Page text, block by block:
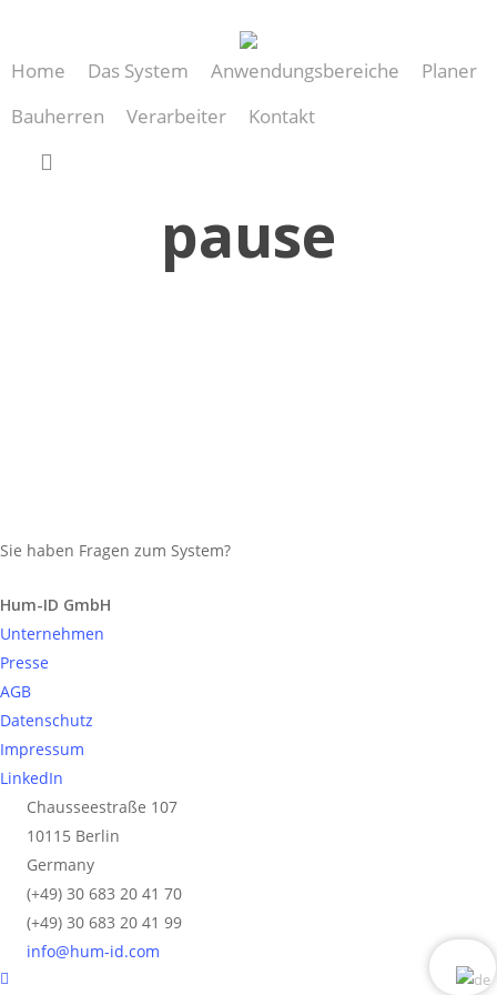
main
Home Das System Anwendungsbereiche
Planer
Bauherren
Verarbeiter Kontakt
pause
Sie haben Fragen zum System?
Hum-ID GmbH
Unternehmen
Presse
AGB
Datenschutz
Impressum
LinkedIn
Chausseestraße 107
10115 Berlin
Germany
(+49) 30 683 20 41 70
(+49) 30 683 20 41 99
info@hum-id.com